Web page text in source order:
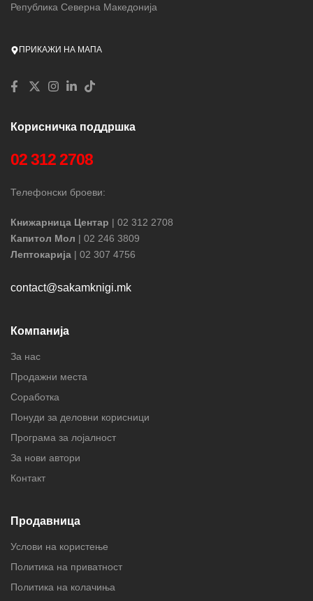
Република Северна Македонија
ПРИКАЖИ НА МАПА
Корисничка поддршка
02 312 2708
Телефонски броеви:
Книжарница Центар | 02 312 2708
Капитол Мол | 02 246 3809
Лептокарија | 02 307 4756
contact@sakamknigi.mk
Компанија
За нас
Продажни места
Соработка
Понуди за деловни корисници
Програма за лојалност
За нови автори
Контакт
Продавница
Услови на користење
Политика на приватност
Политика на колачиња